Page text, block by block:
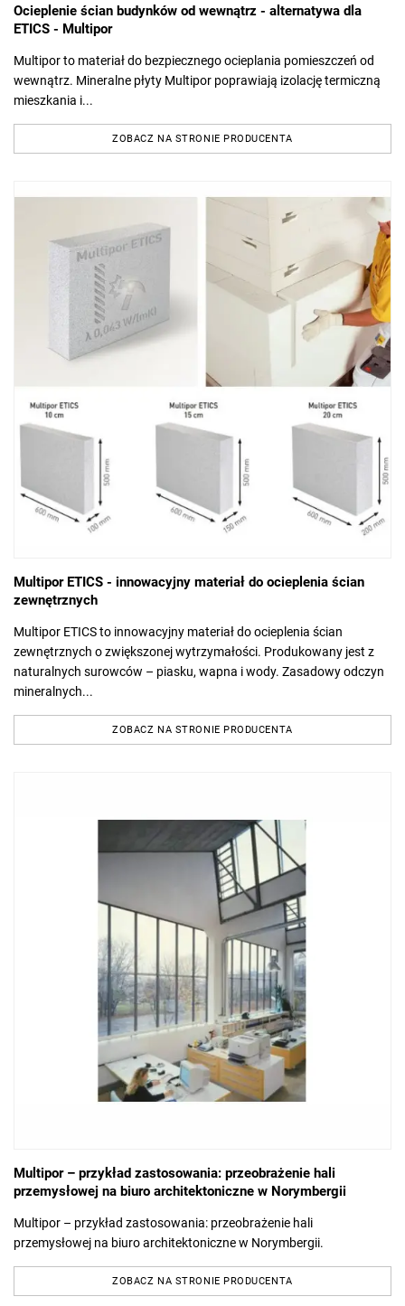
Ocieplenie ścian budynków od wewnątrz - alternatywa dla
ETICS - Multipor
Multipor to materiał do bezpiecznego ocieplania pomieszczeń od
wewnątrz. Mineralne płyty Multipor poprawiają izolację termiczną
mieszkania i...
ZOBACZ NA STRONIE PRODUCENTA
Multipor ETICS - innowacyjny materiał do ocieplenia ścian
zewnętrznych
Multipor ETICS to innowacyjny materiał do ocieplenia ścian
zewnętrznych o zwiększonej wytrzymałości. Produkowany jest z
naturalnych surowców – piasku, wapna i wody. Zasadowy odczyn
mineralnych...
ZOBACZ NA STRONIE PRODUCENTA
Multipor – przykład zastosowania: przeobrażenie hali
przemysłowej na biuro architektoniczne w Norymbergii
Multipor – przykład zastosowania: przeobrażenie hali
przemysłowej na biuro architektoniczne w Norymbergii.
ZOBACZ NA STRONIE PRODUCENTA